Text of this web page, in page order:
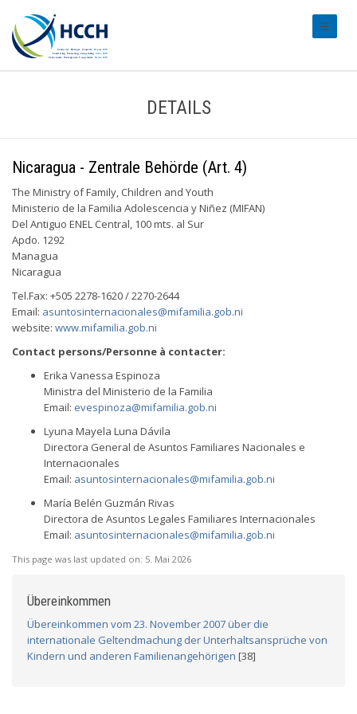
DETAILS
Nicaragua - Zentrale Behörde (Art. 4)
The Ministry of Family, Children and Youth
Ministerio de la Familia Adolescencia y Niñez (MIFAN)
Del Antiguo ENEL Central, 100 mts. al Sur
Apdo. 1292
Managua
Nicaragua
Tel.Fax: +505 2278-1620 / 2270-2644
Email: asuntosinternacionales@mifamilia.gob.ni
website: www.mifamilia.gob.ni
Contact persons/Personne à contacter:
Erika Vanessa Espinoza
Ministra del Ministerio de la Familia
Email: evespinoza@mifamilia.gob.ni
Lyuna Mayela Luna Dávila
Directora General de Asuntos Familiares Nacionales e
Internacionales
Email: asuntosinternacionales@mifamilia.gob.ni
María Belén Guzmán Rivas
Directora de Asuntos Legales Familiares Internacionales
Email: asuntosinternacionales@mifamilia.gob.ni
This page was last updated on: 5. Mai 2026
Übereinkommen
Übereinkommen vom 23. November 2007 über die
internationale Geltendmachung der Unterhaltsansprüche von
Kindern und anderen Familienangehörigen [38]